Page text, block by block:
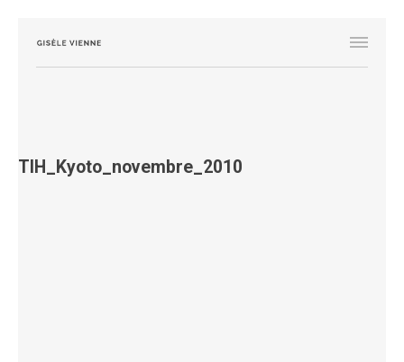
TIH_Kyoto_novembre_2010